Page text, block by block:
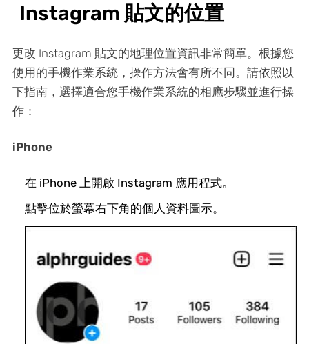
Instagram 貼文的位置
更改 Instagram 貼文的地理位置資訊非常簡單。根據您
使用的手機作業系統，操作方法會有所不同。請依照以
下指南，選擇適合您手機作業系統的相應步驟並進行操
作：
iPhone
在 iPhone 上開啟 Instagram 應用程式。
點擊位於螢幕右下角的個人資料圖示。